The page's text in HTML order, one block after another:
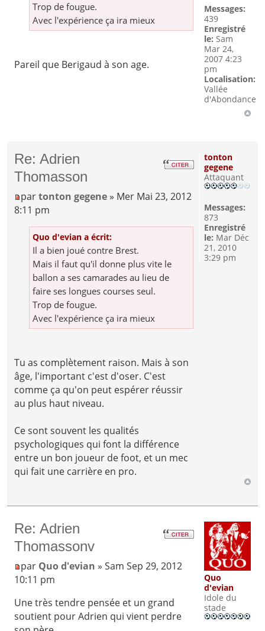
Trop de fougue.
Avec l'expérience ça ira mieux
Pareil que Berigaud à son age.
Messages:
439
Enregistré
le: Sam
Mar 24,
2007 4:23
pm
Localisation:
Vallée
d'Abondance
Re: Adrien
Thomasson
partonton gegene » Mer Mai 23, 2012
8:11 pm
Quo d'evian a écrit:
Il a bien joué contre Brest.
Mais il faut qu'il donne plus vite le
ballon a ses camarades au lieu de
faire ses longues courses seul.
Trop de fougue.
Avec l'expérience ça ira mieux
Tu as complètement raison. Mais à son
âge, l'important c'est d'oser. C'est
comme ça qu'on peut espérer réussir
au plus haut niveau.
Ce sont souvent les qualités
psychologiques qui font la différence
entre un bon joueur de foot, et un mec
qui fait une carrière en pro.
tonton
gegene
Attaquant
Messages:
873
Enregistré
le: Mar Déc
21, 2010
3:29 pm
Re: Adrien
Thomassonv
par Quo d'evian » Sam Sep 29, 2012
10:11 pm
Une très tendre pensée et un grand
soutient pour Adrien qui vient perdre
Quo
d'evian
Idole du
stade